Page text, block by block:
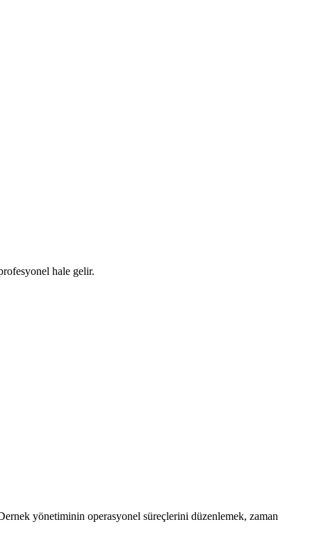
hale gelir.
yönetiminin operasyonel süreçlerini düzenlemek, zaman